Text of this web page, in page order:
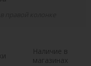
Наличие в
магазинах